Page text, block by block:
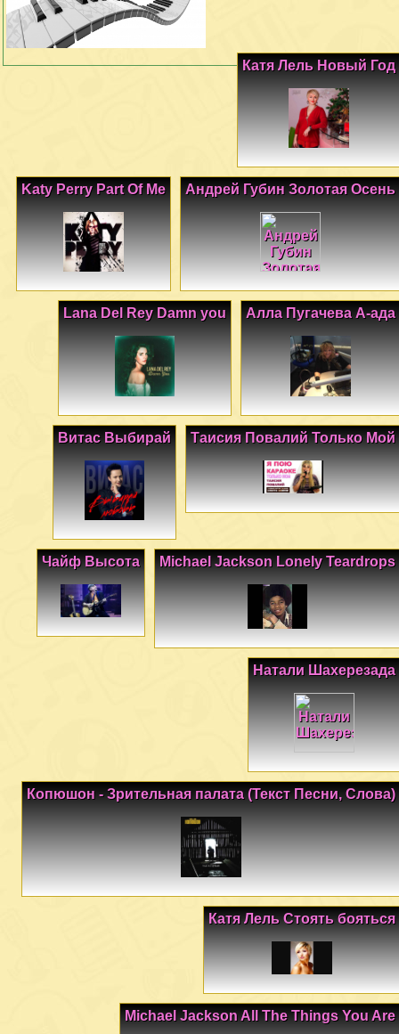
Катя Лель Новый Год
Андрей Губин Золотая Осень
Katy Perry Part Of Me
Алла Пугачева А-ада
Lana Del Rey Damn you
Таисия Повалий Только Мой
Витас Выбирай
Michael Jackson Lonely Teardrops
Чайф Высота
Натали Шахерезада
Копюшон - Зрительная палата (Текст Песни, Слова)
Катя Лель Стоять бояться
Michael Jackson All The Things You Are